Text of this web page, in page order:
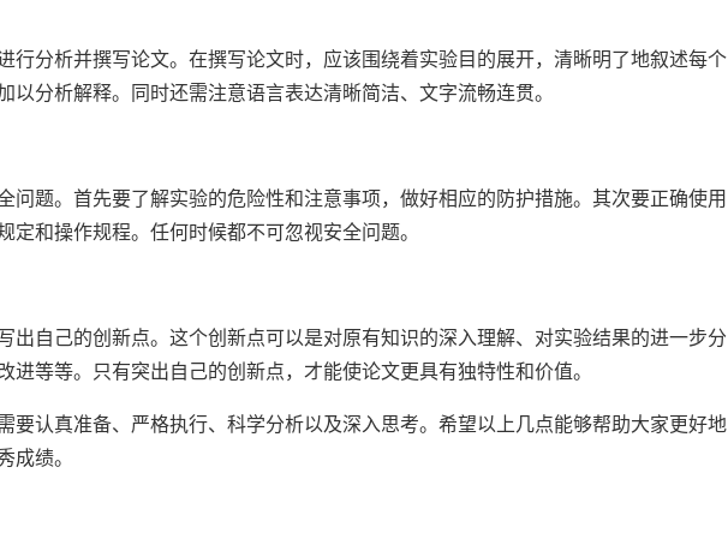
行分析并撰写论文。在撰写论文时，应该围绕着实验目的展开，清晰明了地叙述每个
以分析解释。同时还需注意语言表达清晰简洁、文字流畅连贯。
问题。首先要了解实验的危险性和注意事项，做好相应的防护措施。其次要正确使用
定和操作规程。任何时候都不可忽视安全问题。
出自己的创新点。这个创新点可以是对原有知识的深入理解、对实验结果的进一步分
进等等。只有突出自己的创新点，才能使论文更具有独特性和价值。
要认真准备、严格执行、科学分析以及深入思考。希望以上几点能够帮助大家更好地
成绩。